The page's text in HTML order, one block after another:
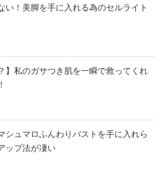
い！美脚を手に入れる為のセルライト
】私のガサつき肌を一瞬で救ってくれ
シュマロふんわりバストを手に入れら
ップ法が凄い